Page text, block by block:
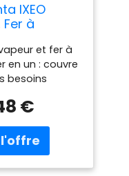
IXEO
Fer à
à vapeur,
multi-
vision
vapeur
80 g/min et
coup
de 200
et fer à
en un : couvre
besoins
avec sa
réglable
main,
la vapeur
€